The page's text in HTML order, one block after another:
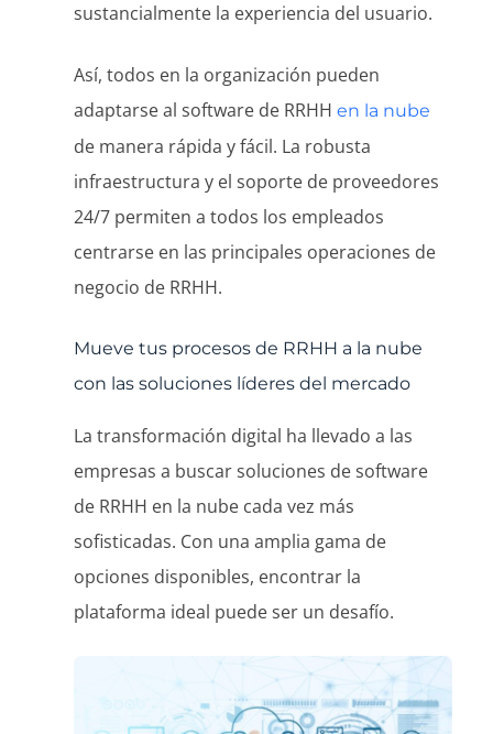
sustancialmente la experiencia del usuario.
Así, todos en la organización pueden
adaptarse al software de RRHH en la nube
de manera rápida y fácil. La robusta
infraestructura y el soporte de proveedores
24/7 permiten a todos los empleados
centrarse en las principales operaciones de
negocio de RRHH.
Mueve tus procesos de RRHH a la nube
con las soluciones líderes del mercado
La transformación digital ha llevado a las
empresas a buscar soluciones de software
de RRHH en la nube cada vez más
sofisticadas. Con una amplia gama de
opciones disponibles, encontrar la
plataforma ideal puede ser un desafío.